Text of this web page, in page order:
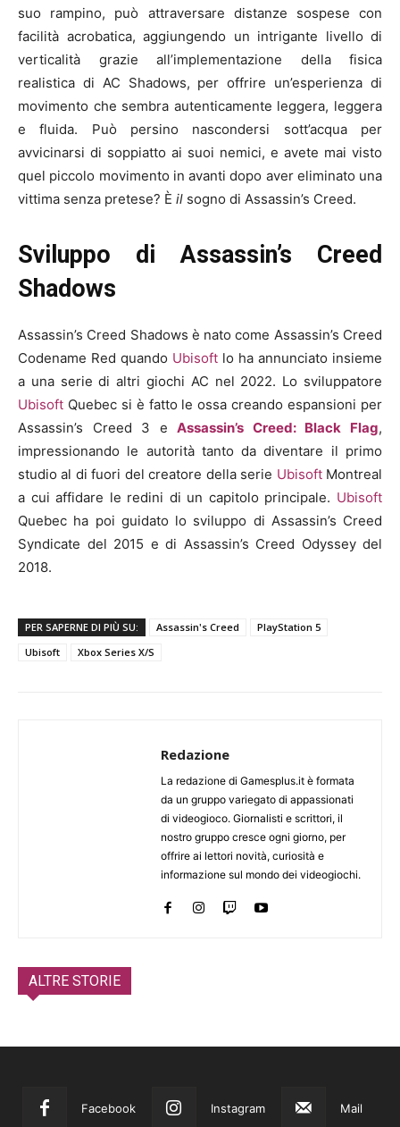
suo rampino, può attraversare distanze sospese con
facilità acrobatica, aggiungendo un intrigante livello di
verticalità grazie all’implementazione della fisica
realistica di AC Shadows, per offrire un’esperienza di
movimento che sembra autenticamente leggera, leggera
e fluida. Può persino nascondersi sott’acqua per
avvicinarsi di soppiatto ai suoi nemici, e avete mai visto
quel piccolo movimento in avanti dopo aver eliminato una
vittima senza pretese? È il sogno di Assassin’s Creed.
Sviluppo di Assassin’s Creed
Shadows
Assassin’s Creed Shadows è nato come Assassin’s Creed
Codename Red quando Ubisoft lo ha annunciato insieme
a una serie di altri giochi AC nel 2022. Lo sviluppatore
Ubisoft Quebec si è fatto le ossa creando espansioni per
Assassin’s Creed 3 eAssassin’s Creed: Black Flag,
impressionando le autorità tanto da diventare il primo
studio al di fuori del creatore della serie UbisoftMontreal
a cui affidare le redini di un capitolo principale. Ubisoft
Quebec ha poi guidato lo sviluppo di Assassin’s Creed
Syndicate del 2015 e di Assassin’s Creed Odyssey del
2018.
PER SAPERNE DI PIÙ SU: Assassin's Creed
PlayStation 5
Ubisoft
Xbox Series X/S
Redazione
La redazione di Gamesplus.it è formata
da un gruppo variegato di appassionati
di videogioco. Giornalisti e scrittori, il
nostro gruppo cresce ogni giorno, per
offrire ai lettori novità, curiosità e
informazione sul mondo dei videogiochi.
ALTRE STORIE
Facebook Instagram Mail